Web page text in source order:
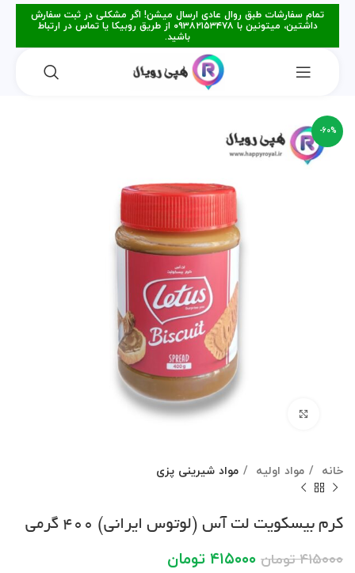
تمام سفارشات طبق روال عادی ارسال میشن! اگر مشکلی در ثبت سفارش
داشتین، میتونین با ۰۹۳۸۲۱۵۳۴۷۸ از طریق روبیکا یا تماس در ارتباط
باشید.
-60%
برای بزرگنمایی کلیک کنید
خانه مواد اولیه مواد شیرینی پزی
کرم بیسکویت لت آس (لوتوس ایرانی) ۴۰۰ گرمی
۴۱۵۰۰۰ تومان ۴۱۵۰۰۰ تومان